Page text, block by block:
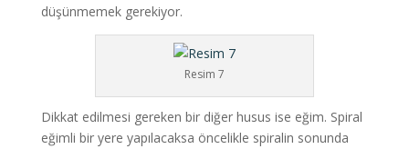
düşünmemek gerekiyor.
Resim 7
Dikkat edilmesi gereken bir diğer husus ise eğim. Spiral
eğimli bir yere yapılacaksa öncelikle spiralin sonunda